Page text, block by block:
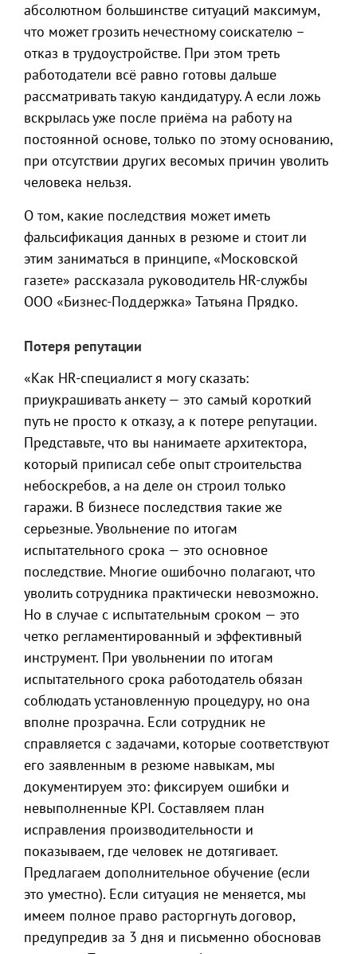
абсолютном большинстве ситуаций максимум,
что может грозить нечестному соискателю –
отказ в трудоустройстве. При этом треть
работодатели всё равно готовы дальше
рассматривать такую кандидатуру. А если ложь
вскрылась уже после приёма на работу на
постоянной основе, только по этому основанию,
при отсутствии других весомых причин уволить
человека нельзя.
О том, какие последствия может иметь
фальсификация данных в резюме и стоит ли
этим заниматься в принципе, «Московской
газете» рассказала руководитель HR-службы
ООО «Бизнес-Поддержка» Татьяна Прядко.
Потеря репутации
«Как HR-специалист я могу сказать:
приукрашивать анкету — это самый короткий
путь не просто к отказу, а к потере репутации.
Представьте, что вы нанимаете архитектора,
который приписал себе опыт строительства
небоскребов, а на деле он строил только
гаражи. В бизнесе последствия такие же
серьезные. Увольнение по итогам
испытательного срока — это основное
последствие. Многие ошибочно полагают, что
уволить сотрудника практически невозможно.
Но в случае с испытательным сроком — это
четко регламентированный и эффективный
инструмент. При увольнении по итогам
испытательного срока работодатель обязан
соблюдать установленную процедуру, но она
вполне прозрачна. Если сотрудник не
справляется с задачами, которые соответствуют
его заявленным в резюме навыкам, мы
документируем это: фиксируем ошибки и
невыполненные KPI. Составляем план
исправления производительности и
показываем, где человек не дотягивает.
Предлагаем дополнительное обучение (если
это уместно). Если ситуация не меняется, мы
имеем полное право расторгнуть договор,
предупредив за 3 дня и письменно обосновав